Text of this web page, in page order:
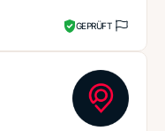
GEPRÜFT